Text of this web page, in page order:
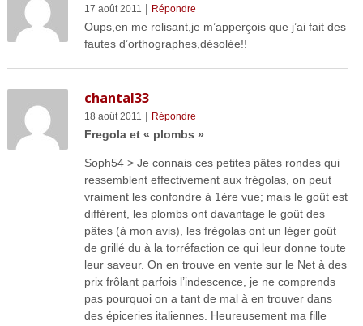
17 août 2011 | Répondre
Oups,en me relisant,je m’apperçois que j’ai fait des
fautes d’orthographes,désolée!!
chantal33
18 août 2011 | Répondre
Fregola et « plombs »
Soph54 > Je connais ces petites pâtes rondes qui
ressemblent effectivement aux frégolas, on peut
vraiment les confondre à 1ère vue; mais le goût est
différent, les plombs ont davantage le goût des
pâtes (à mon avis), les frégolas ont un léger goût
de grillé du à la torréfaction ce qui leur donne toute
leur saveur. On en trouve en vente sur le Net à des
prix frôlant parfois l’indescence, je ne comprends
pas pourquoi on a tant de mal à en trouver dans
des épiceries italiennes. Heureusement ma fille